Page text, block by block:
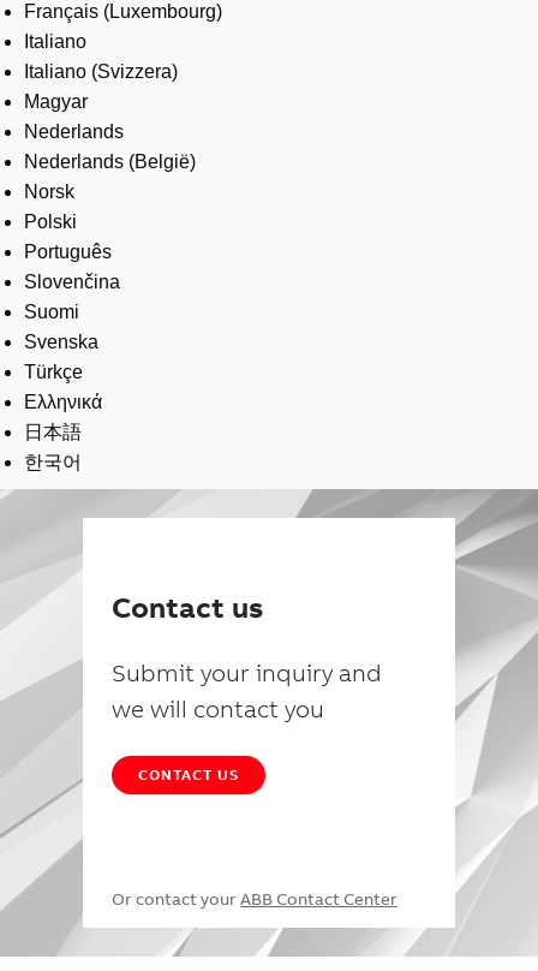
Français (Luxembourg)
Italiano
Italiano (Svizzera)
Magyar
Nederlands
Nederlands (België)
Norsk
Polski
Português
Slovenčina
Suomi
Svenska
Türkçe
Ελληνικά
日本語
한국어
Contact us
Submit your inquiry and
we will contact you
CONTACT US
Or contact your ABB Contact Center